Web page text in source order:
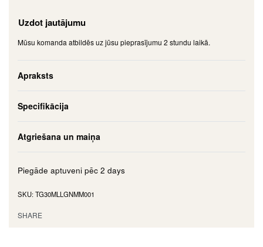
Uzdot jautājumu
Mūsu komanda atbildēs uz jūsu pieprasījumu 2 stundu laikā.
Apraksts
Specifikācija
Atgriešana un maiņa
Piegāde aptuveni pēc 2 days
TG30MLLGNMM001
SHARE